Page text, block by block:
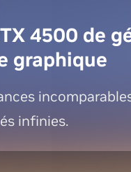
4500 de
graphique
infinies.